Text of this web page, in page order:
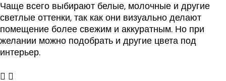
Чаще всего выбирают белые, молочные и другие
светлые оттенки, так как они визуально делают
помещение более свежим и аккуратным. Но при
желании можно подобрать и другие цвета под
интерьер.